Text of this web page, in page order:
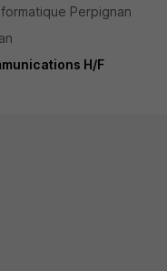
Perpignan
H/F